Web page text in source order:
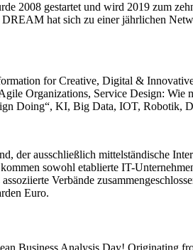
2008 gestartet und wird 2019 zum
hat sich zu einer jährlichen
for Creative, Digital &
Organizations, Service Design:
Doing“, KI, Big Data, IOT, Robotik,
der ausschließlich mittelständische
sowohl etablierte IT-
Verbände
Euro.